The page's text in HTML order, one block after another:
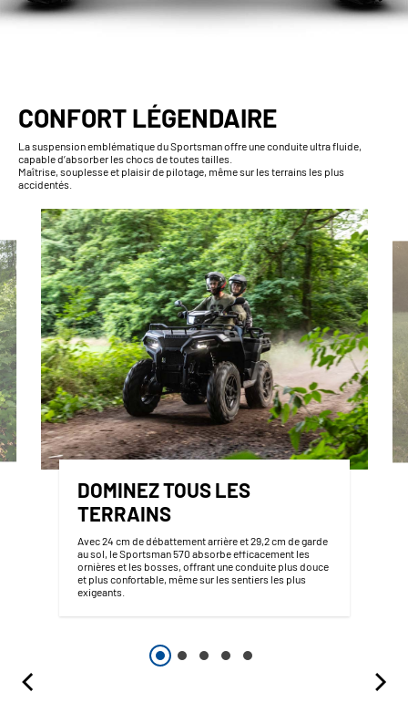
CONFORT LÉGENDAIRE
La suspension emblématique du Sportsman offre une conduite ultra fluide,
capable d’absorber les chocs de toutes tailles.
Maîtrise, souplesse et plaisir de pilotage, même sur les terrains les plus
accidentés.
DOMINEZ TOUS LES
TERRAINS
Avec 24 cm de débattement arrière et 29,2 cm de garde
au sol, le Sportsman 570 absorbe efficacement les
ornières et les bosses, offrant une conduite plus douce
et plus confortable, même sur les sentiers les plus
exigeants.